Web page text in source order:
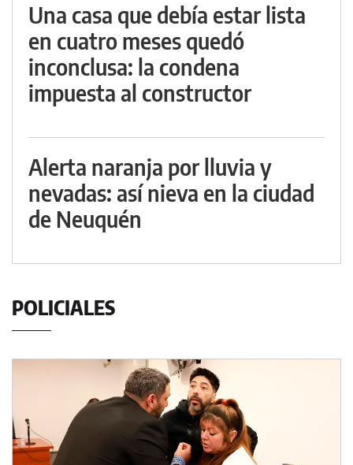
Una casa que debía estar lista
en cuatro meses quedó
inconclusa: la condena
impuesta al constructor
Alerta naranja por lluvia y
nevadas: así nieva en la ciudad
de Neuquén
POLICIALES